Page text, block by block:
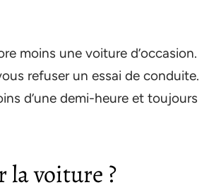
moins une voiture d’occasion.
refuser un essai de conduite.
d’une demi-heure et toujours
voiture ?